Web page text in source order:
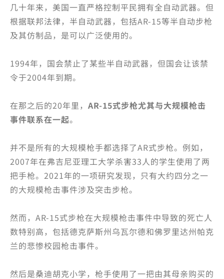
几十年来，美国一直严格控制平民拥有全自动武器。但
根据联邦法律，半自动武器，包括AR-15等半自动步枪
及其仿制品，是可以广泛使用的。
1994年，国会禁止了某些半自动武器，但国会让该禁
令于2004年到期。
在那之后的20年里， AR-15式步枪尤其与大规模枪击
事件联系在一起。
并不是所有的大规模枪手都选择了AR式步枪。例如，
2007年在弗吉尼亚理工大学杀害33人的学生使用了两
把手枪。2021年的一项研究发现，只有大约四分之一
的大规模枪击事件涉及突击步枪。
然而，AR-15式步枪在大规模枪击事件中导致的死亡人
数特别高，包括德克萨斯州乌瓦尔德和佛罗里达州帕克
兰的悲惨校园枪击事件。
然后是桑迪胡克小学，枪手使用了一把由其母亲购买的